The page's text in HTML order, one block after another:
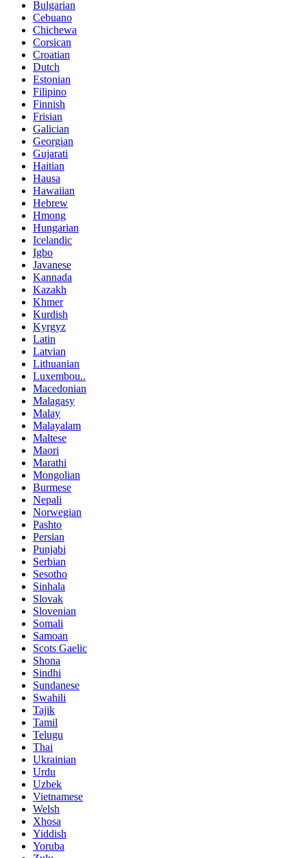
Bulgarian
Cebuano
Chichewa
Corsican
Croatian
Dutch
Estonian
Filipino
Finnish
Frisian
Galician
Georgian
Gujarati
Haitian
Hausa
Hawaiian
Hebrew
Hmong
Hungarian
Icelandic
Igbo
Javanese
Kannada
Kazakh
Khmer
Kurdish
Kyrgyz
Latin
Latvian
Lithuanian
Luxembou..
Macedonian
Malagasy
Malay
Malayalam
Maltese
Maori
Marathi
Mongolian
Burmese
Nepali
Norwegian
Pashto
Persian
Punjabi
Serbian
Sesotho
Sinhala
Slovak
Slovenian
Somali
Samoan
Scots Gaelic
Shona
Sindhi
Sundanese
Swahili
Tajik
Tamil
Telugu
Thai
Ukrainian
Urdu
Uzbek
Vietnamese
Welsh
Xhosa
Yiddish
Yoruba